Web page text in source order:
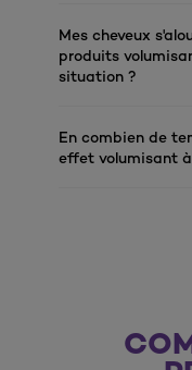
Mes cheveux
produits
situation ?
En combien de
effet volumisant